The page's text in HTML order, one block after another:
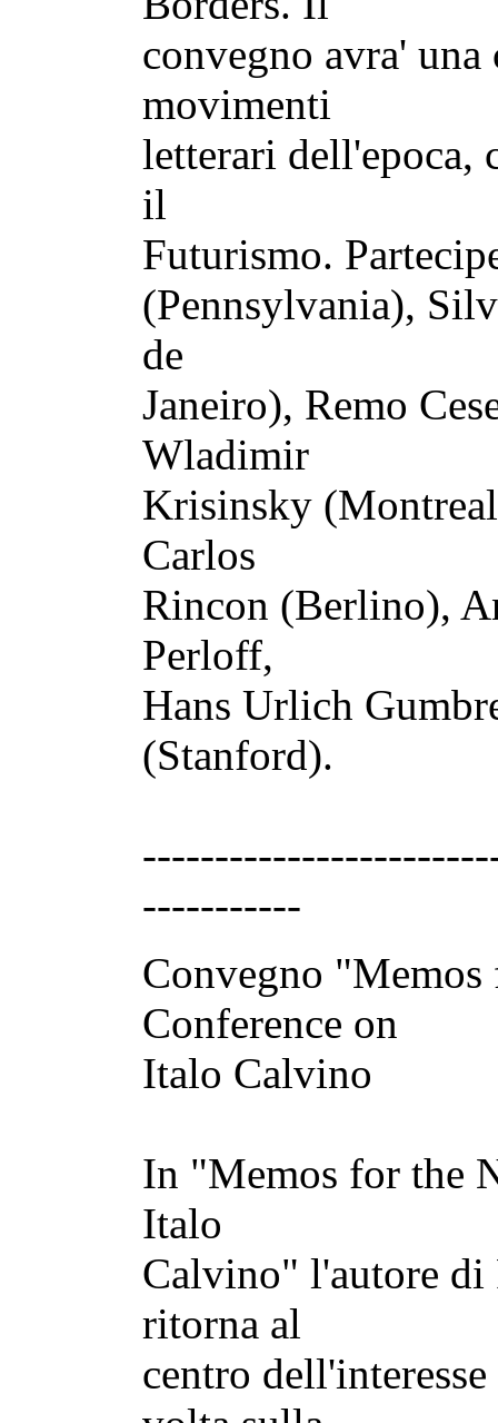
convegno avra'
movimenti
letterari dell'epoca,
il
Futurismo.
(Pennsylvania),
de
Janeiro), Remo
Wladimir
Krisinsky
Carlos
Rincon (Berlino),
Perloff,
Hans Urlich
(Stanford).
-----------
Convegno
Conference on
Italo Calvino
In "Memos for the
Italo
Calvino" l'autore
ritorna al
centro